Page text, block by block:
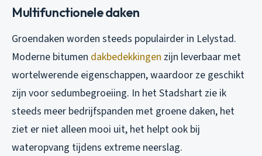
Multifunctionele daken
Groendaken worden steeds populairder in Lelystad.
Moderne bitumen dakbedekkingen zijn leverbaar met
wortelwerende eigenschappen, waardoor ze geschikt
zijn voor sedumbegroeiing. In het Stadshart zie ik
steeds meer bedrijfspanden met groene daken, het
ziet er niet alleen mooi uit, het helpt ook bij
wateropvang tijdens extreme neerslag.